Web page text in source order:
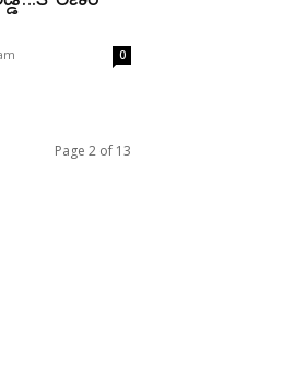
0
Page 2 of 13